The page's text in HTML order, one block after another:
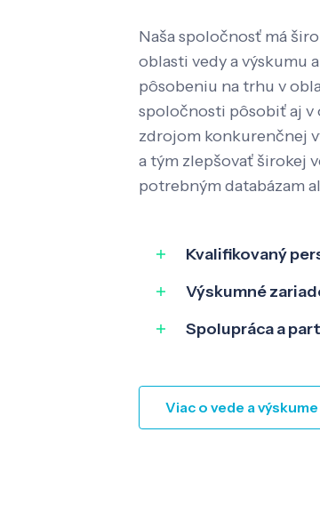
Naša spoločnosť má
oblasti vedy a výskumu
pôsobeniu na trhu v
spoločnosti pôsobiť aj v
zdrojom konkurenčnej
a tým zlepšovať širokej
potrebným databázam
Kvalifikovaný
Výskumné
Spolupráca a
Viac o vede a výskume